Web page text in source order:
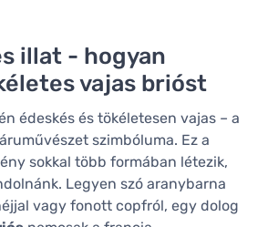
illat - hogyan
vajas brióst
édeskés és tökéletesen vajas – a
szimbóluma. Ez a
sokkal több formában létezik,
Legyen szó aranybarna
vagy fonott copfról, egy dolog